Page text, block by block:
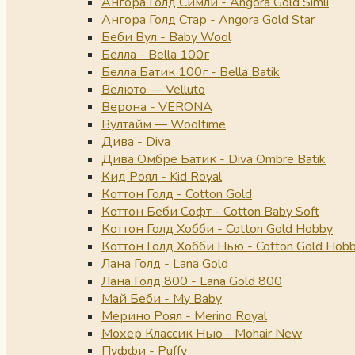
Ангора Голд Стар - Angora Gold Star
Беби Вул - Baby Wool
Белла - Bella 100г
Белла Батик 100г - Bella Batik
Велюто — Velluto
Верона - VERONA
Вултайм — Wooltime
Дива - Diva
Дива Омбре Батик - Diva Ombre Batik
Кид Роял - Kid Royal
Коттон Голд - Cotton Gold
Коттон Беби Софт - Cotton Baby Soft
Коттон Голд Хобби - Cotton Gold Hobby
Коттон Голд Хобби Нью - Cotton Gold
Лана Голд - Lana Gold
Лана Голд 800 - Lana Gold 800
Май Беби - My Baby
Мерино Роял - Merino Royal
Мохер Классик Нью - Mohair New
Пуффи - Puffy